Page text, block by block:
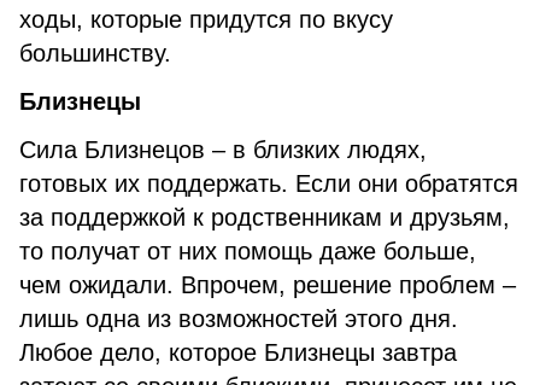
ходы, которые придутся по вкусу
большинству.
Близнецы
Сила Близнецов – в близких людях,
готовых их поддержать. Если они обратятся
за поддержкой к родственникам и друзьям,
то получат от них помощь даже больше,
чем ожидали. Впрочем, решение проблем –
лишь одна из возможностей этого дня.
Любое дело, которое Близнецы завтра